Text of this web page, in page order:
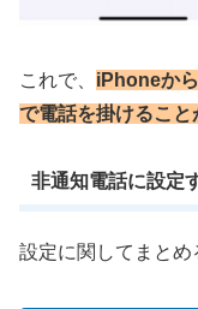
これで、 iPhoneか
で電話を掛けること
非通知電話に設定
設定に関してまとめ